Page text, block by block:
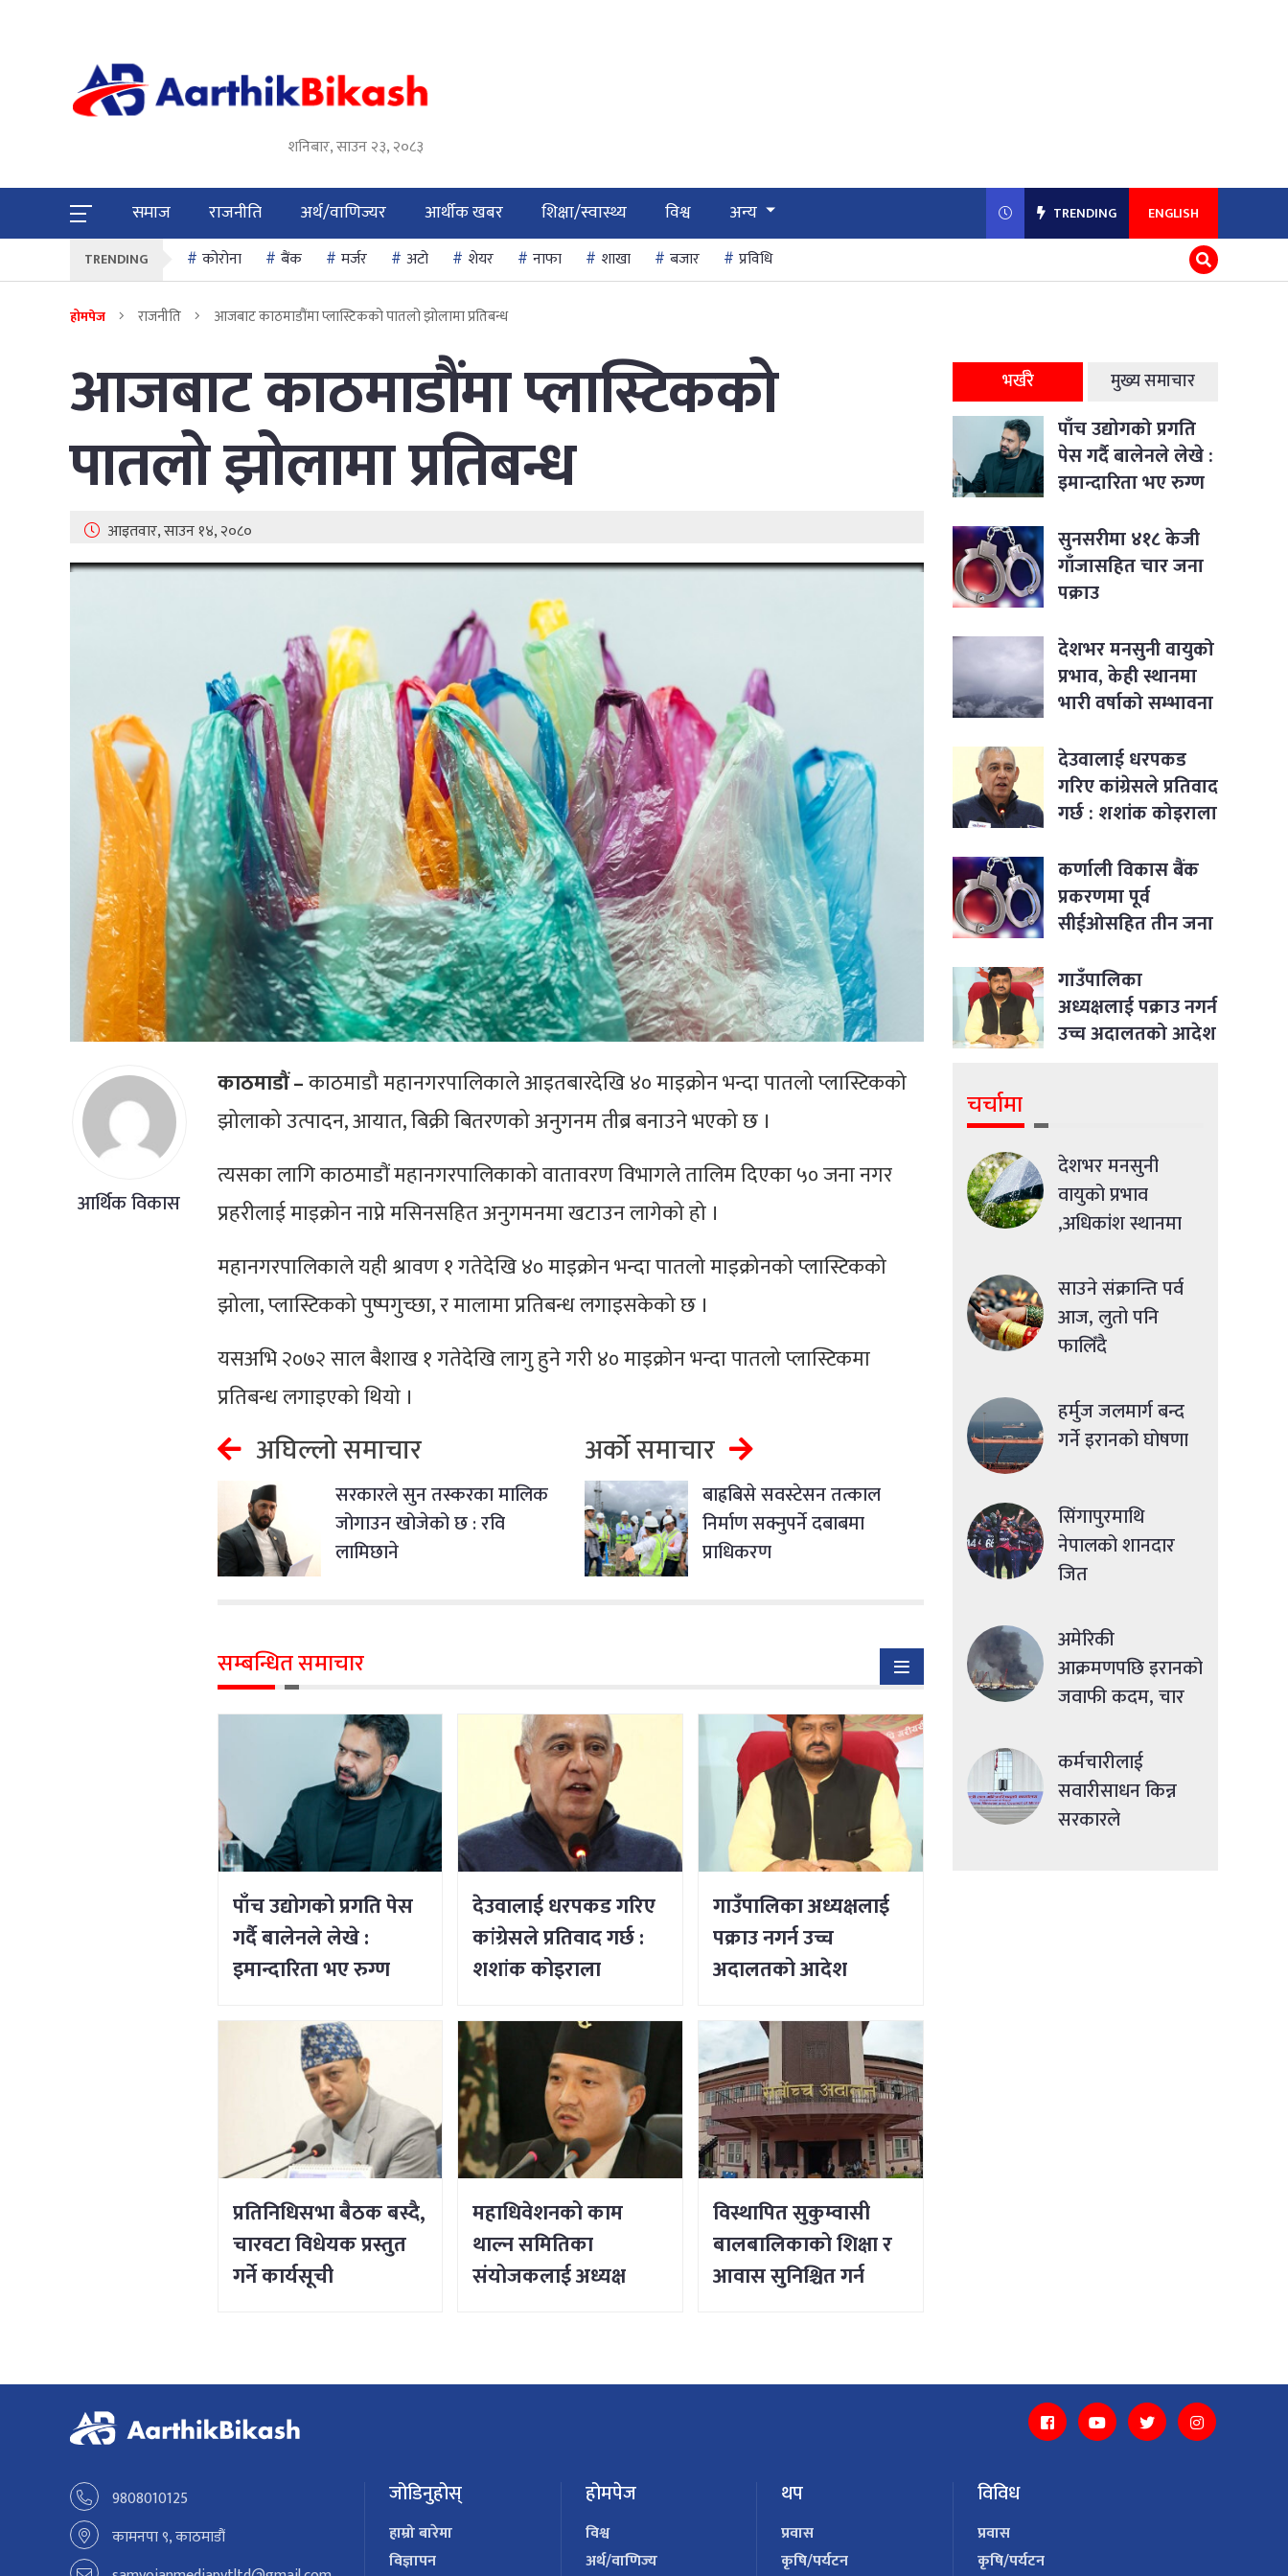
शनिबार, साउन २३, २०८३
समाज राजनीति अर्थ/वाणिज्यर आर्थीक खबर शिक्षा/स्वास्थ्य विश्व अन्य TRENDING ENGLISH
TRENDING कोरोना बैंक मर्जर अटो शेयर नाफा शाखा बजार प्रविधि
होमपेज राजनीति आजबाट काठमाडौंमा प्लास्टिकको पातलो झोलामा प्रतिबन्ध
आजबाट काठमाडौंमा प्लास्टिकको
पातलो झोलामा प्रतिबन्ध
आइतवार, साउन १४, २०८०
आर्थिक विकास
काठमाडौं –काठमाडौ महानगरपालिकाले आइतबारदेखि ४० माइक्रोन भन्दा पातलो प्लास्टिकको
झोलाको उत्पादन, आयात, बिक्री बितरणको अनुगनम तीब्र बनाउने भएको छ ।
त्यसका लागि काठमाडौं महानगरपालिकाको वातावरण विभागले तालिम दिएका ५० जना नगर
प्रहरीलाई माइक्रोन नाप्ने मसिनसहित अनुगमनमा खटाउन लागेको हो ।
महानगरपालिकाले यही श्रावण १ गतेदेखि ४० माइक्रोन भन्दा पातलो माइक्रोनको प्लास्टिकको
झोला, प्लास्टिकको पुष्पगुच्छा, र मालामा प्रतिबन्ध लगाइसकेको छ ।
यसअभि २०७२ साल बैशाख १ गतेदेखि लागु हुने गरी ४० माइक्रोन भन्दा पातलो प्लास्टिकमा
प्रतिबन्ध लगाइएको थियो ।
अघिल्लो समाचार
सरकारले सुन तस्करका मालिक
जोगाउन खोजेको छ : रवि
लामिछाने
अर्को समाचार
बाह्रबिसे सवस्टेसन तत्काल
निर्माण सक्नुपर्ने दबाबमा
प्राधिकरण
सम्बन्धित समाचार
पाँच उद्योगको प्रगति पेस
गर्दै बालेनले लेखे :
इमान्दारिता भए रुग्ण
भर्न सकिने रहेछ
देउवालाई धरपकड गरिए
कांग्रेसले प्रतिवाद गर्छ :
शशांक कोइराला
गाउँपालिका अध्यक्षलाई
पक्राउ नगर्न उच्च
अदालतको आदेश
प्रतिनिधिसभा बैठक बस्दै,
चारवटा विधेयक प्रस्तुत
गर्ने कार्यसूची
महाधिवेशनको काम
थाल्न समितिका
संयोजकलाई अध्यक्ष
विस्थापित सुकुम्वासी
बालबालिकाको शिक्षा र
आवास सुनिश्चित गर्न
भर्खरै मुख्य समाचार
पाँच उद्योगको प्रगति
पेस गर्दै बालेनले लेखे :
इमान्दारिता भए रुग्ण
जीवन भर्न सकिने रहेछ
सुनसरीमा ४१८ केजी
गाँजासहित चार जना
पक्राउ
देशभर मनसुनी वायुको
प्रभाव, केही स्थानमा
भारी वर्षाको सम्भावना
देउवालाई धरपकड
गरिए कांग्रेसले प्रतिवाद
गर्छ : शशांक कोइराला
कर्णाली विकास बैंक
प्रकरणमा पूर्व
सीईओसहित तीन जना
गाउँपालिका
अध्यक्षलाई पक्राउ नगर्न
उच्च अदालतको आदेश
चर्चामा
देशभर मनसुनी
वायुको प्रभाव
,अधिकांश स्थानमा
साउने संक्रान्ति पर्व
आज, लुतो पनि
फालिँदै
हर्मुज जलमार्ग बन्द
गर्ने इरानको घोषणा
सिंगापुरमाथि
नेपालको शानदार
जित
अमेरिकी
आक्रमणपछि इरानको
जवाफी कदम, चार
कर्मचारीलाई
सवारीसाधन किन्न
सरकारले
9808010125
कामनपा ९, काठमाडौं
जोडिनुहोस्
हाम्रो बारेमा
विज्ञापन
होमपेज
विश्व
अर्थ/वाणिज्य
थप
प्रवास
कृषि/पर्यटन
विविध
प्रवास
कृषि/पर्यटन